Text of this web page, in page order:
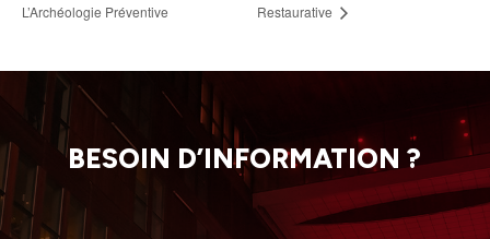
L’Archéologie Préventive
Restaurative
BESOIN D’INFORMATION ?